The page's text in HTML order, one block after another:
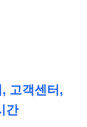
고객센터,
간